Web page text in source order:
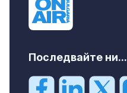
Последвайте ни...